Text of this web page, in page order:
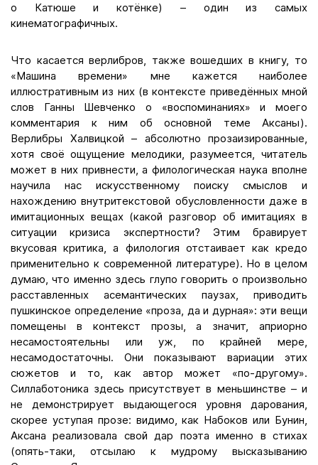
о Катюше и котёнке) – один из самых
кинематографичных.
Что касается верлибров, также вошедших в книгу, то
«Машина времени» мне кажется наиболее
иллюстративным из них (в контексте приведённых мной
слов Ганны Шевченко о «воспоминаниях» и моего
комментария к ним об основной теме Аксаны).
Верлибры Халвицкой – абсолютно прозаизированные,
хотя своё ощущение мелодики, разумеется, читатель
может в них привнести, а филологическая наука вполне
научила нас искусственному поиску смыслов и
нахождению внутритекстовой обусловленности даже в
имитационных вещах (какой разговор об имитациях в
ситуации кризиса экспертности? Этим бравирует
вкусовая критика, а филология отстаивает как кредо
применительно к современной литературе). Но в целом
думаю, что именно здесь глупо говорить о произвольно
расставленных асемантических паузах, приводить
пушкинское определение «проза, да и дурная»: эти вещи
помещены в контекст прозы, а значит, априорно
несамостоятельны или уж, по крайней мере,
несамодостаточны. Они показывают вариации этих
сюжетов и то, как автор может «по-другому».
Силлаботоника здесь присутствует в меньшинстве – и
не демонстрирует выдающегося уровня дарования,
скорее уступая прозе: видимо, как Набоков или Бунин,
Аксана реализовала свой дар поэта именно в стихах
(опять-таки, отсылаю к мудрому высказыванию